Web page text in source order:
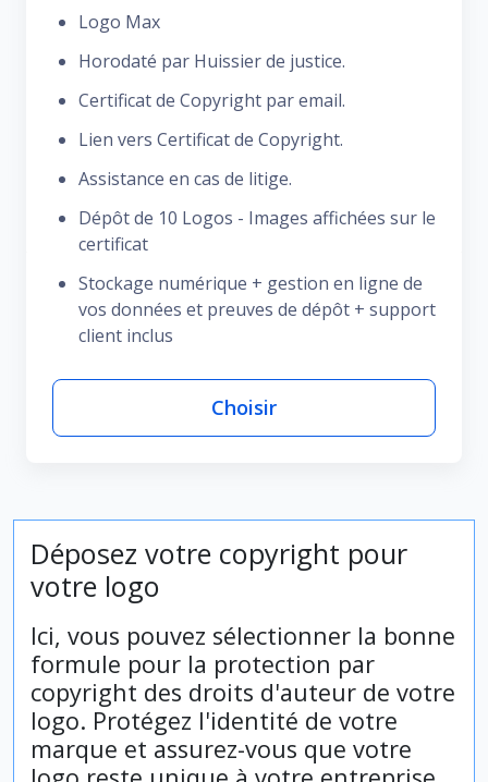
Logo Max
Horodaté par Huissier de justice.
Certificat de Copyright par email.
Lien vers Certificat de Copyright.
Assistance en cas de litige.
Dépôt de 10 Logos - Images affichées sur le
certificat
Stockage numérique + gestion en ligne de
vos données et preuves de dépôt + support
client inclus
Choisir
Déposez votre copyright pour
votre logo
Ici, vous pouvez sélectionner la bonne
formule pour la protection par
copyright des droits d'auteur de votre
logo. Protégez l'identité de votre
marque et assurez-vous que votre